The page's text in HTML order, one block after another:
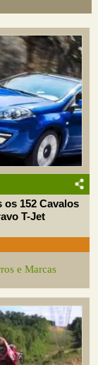
os 152 Cavalos
T-Jet
e Marcas